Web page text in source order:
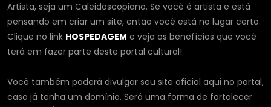
Artista, seja um Caleidoscopiano. Se você é artista e está
pensando em criar um site, então você está no lugar certo.
Clique no link HOSPEDAGEM e veja os benefícios que você
terá em fazer parte deste portal cultural!
Você também poderá divulgar seu site oficial aqui no portal,
caso já tenha um domínio. Será uma forma de fortalecer